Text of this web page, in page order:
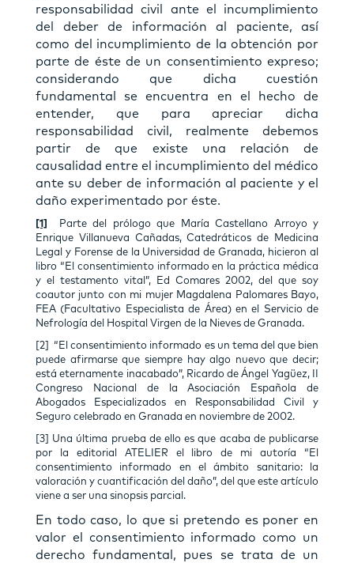
responsabilidad civil ante el incumplimiento
del deber de información al paciente, así
como del incumplimiento de la obtención por
parte de éste de un consentimiento expreso;
considerando que dicha cuestión
fundamental se encuentra en el hecho de
entender, que para apreciar dicha
responsabilidad civil, realmente debemos
partir de que existe una relación de
causalidad entre el incumplimiento del médico
ante su deber de información al paciente y el
daño experimentado por éste.
[1]
Parte del prólogo que María Castellano Arroyo y
Enrique Villanueva Cañadas, Catedráticos de Medicina
Legal y Forense de la Universidad de Granada, hicieron al
libro “El consentimiento informado en la práctica médica
y el testamento vital”, Ed Comares 2002, del que soy
coautor junto con mi mujer Magdalena Palomares Bayo,
FEA (Facultativo Especialista de Área) en el Servicio de
Nefrología del Hospital Virgen de la Nieves de Granada.
[2] “El consentimiento informado es un tema del que bien
puede afirmarse que siempre hay algo nuevo que decir;
está eternamente inacabado”, Ricardo de Ángel Yagüez, II
Congreso Nacional de la Asociación Española de
Abogados Especializados en Responsabilidad Civil y
Seguro celebrado en Granada en noviembre de 2002.
[3] Una última prueba de ello es que acaba de publicarse
por la editorial ATELIER el libro de mi autoría “El
consentimiento informado en el ámbito sanitario: la
valoración y cuantificación del daño”, del que este artículo
viene a ser una sinopsis parcial.
En todo caso, lo que si pretendo es poner en
valor el consentimiento informado como un
derecho fundamental, pues se trata de un